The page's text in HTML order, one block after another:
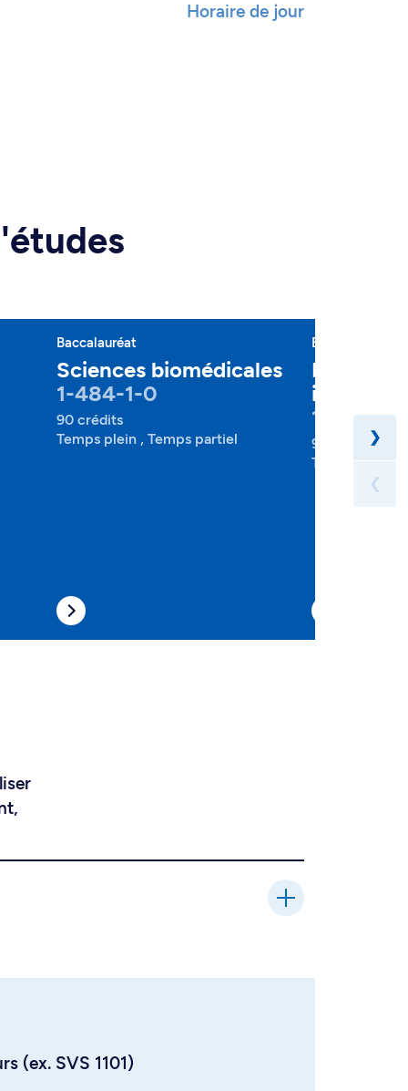
Horaire de jour
Baccalauréat
Sciences biomédicales
1-484-1-0
90 crédits
Temps plein , Temps partiel
Baccalauréat
1-500-1-
90 crédits
Temps plein ,
❯
❮
(ex. SVS 1101)